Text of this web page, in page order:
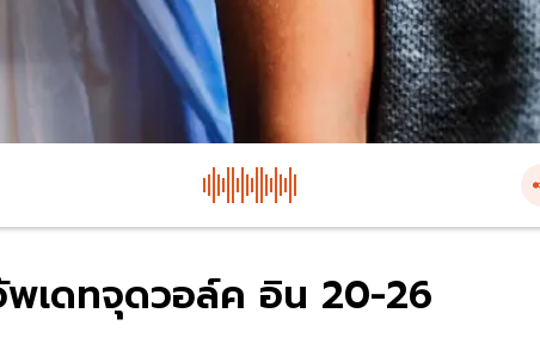
เดทจุดวอล์ค อิน 20-26